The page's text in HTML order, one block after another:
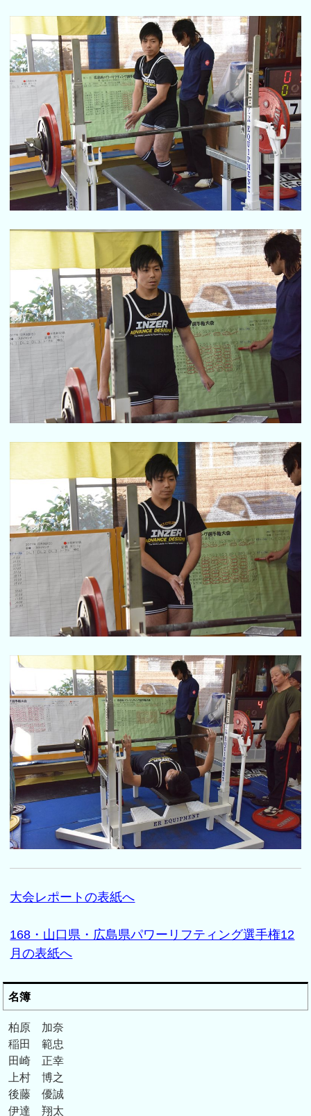
大会レポートの表紙へ
168・山口県・広島県パワーリフティング選手権12
月の表紙へ
名簿
柏原 加奈
稲田 範忠
田崎 正幸
上村 博之
後藤 優誠
伊達 翔太